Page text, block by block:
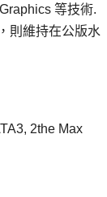
等技術.
則維持在公版水
2the Max